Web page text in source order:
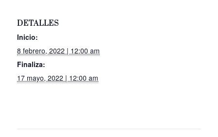
DETALLES
Inicio:
8 febrero, 2022 | 12:00 am
Finaliza:
17 mayo, 2022 | 12:00 am